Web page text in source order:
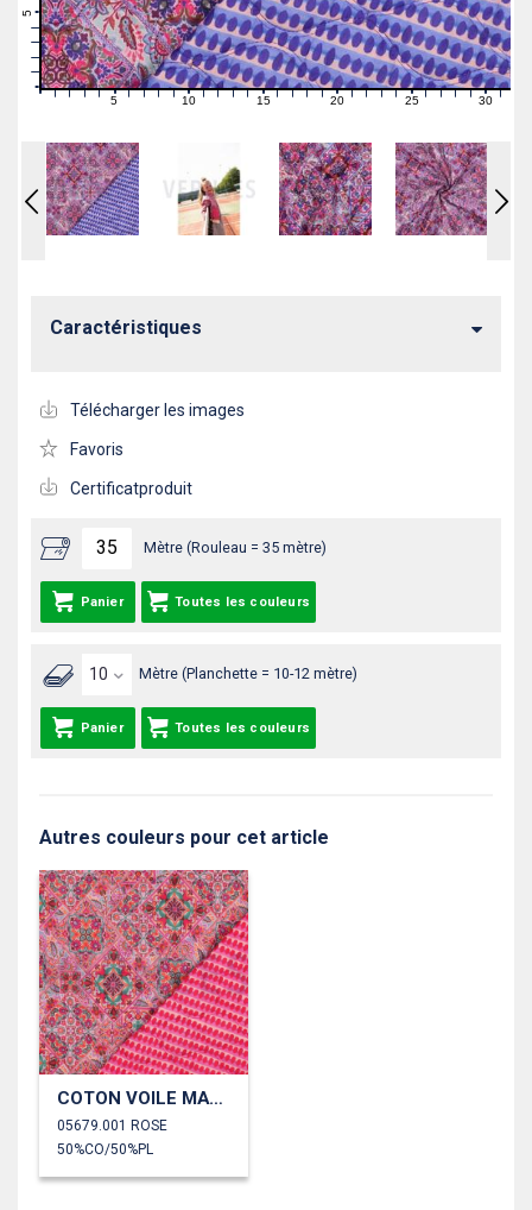
0
1
2
3
4
5
0 1 2 3 4 5 6 7 89101112131415161718192021222324252627282930 31
Mètre (Rouleau = 35 mètre)
Panier Toutes les couleurs
Mètre (Planchette = 10-12 mètre)
Panier Toutes les couleurs
Caractéristiques
Télécharger les images
Favoris
Certificatproduit
Autres couleurs pour cet article
COTON VOILE MATELASSÉ DIGITAL PATCHWORK
05679.001 ROSE
50%CO/50%PL